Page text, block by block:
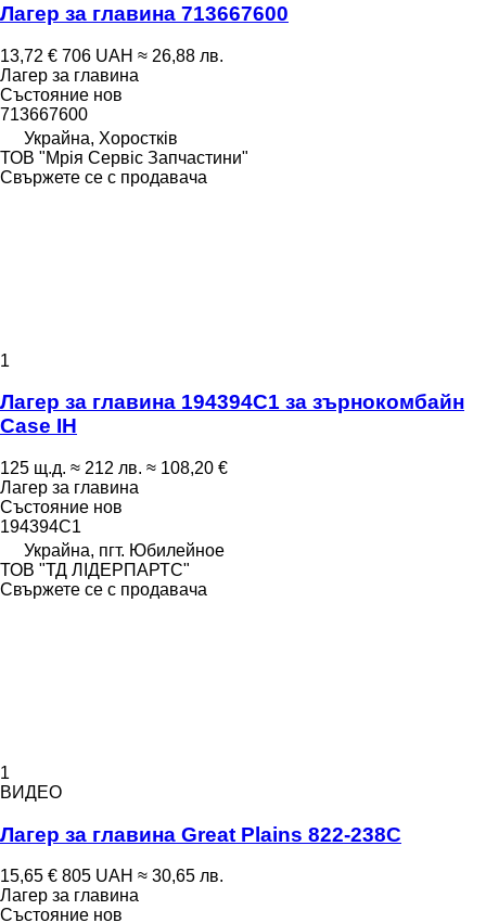
Лагер за главина 713667600
13,72 € 706 UAH ≈ 26,88 лв.
Лагер за главина
Състояние нов
713667600
Украйна, Хоростків
ТОВ "Мрія Сервіс Запчастини"
Свържете се с продавача
1
Лагер за главина 194394C1 за зърнокомбайн
Case IH
125 щ.д. ≈ 212 лв. ≈ 108,20 €
Лагер за главина
Състояние нов
194394C1
Украйна, пгт. Юбилейное
ТОВ "ТД ЛІДЕРПАРТС"
Свържете се с продавача
1
ВИДЕО
Лагер за главина Great Plains 822-238C
15,65 € 805 UAH ≈ 30,65 лв.
Лагер за главина
Състояние нов